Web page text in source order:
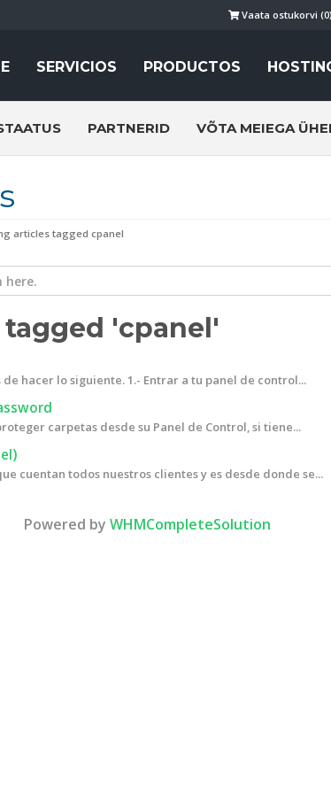
Vaata ostukorvi (0)
SERVICIOS PRODUCTOS
PARTNERID VÕTA MEIEGA
articles tagged cpanel
'cpanel'
hacer lo siguiente. 1.- Entrar a tu panel de control...
carpetas desde su Panel de Control, si tiene...
cuentan todos nuestros clientes y es desde donde se...
Powered by WHMCompleteSolution